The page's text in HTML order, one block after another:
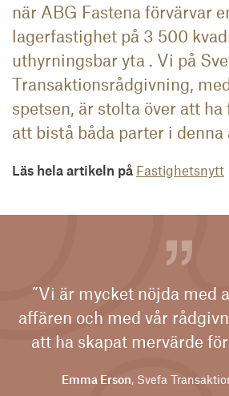
när ABG Fastena förvärvar
lagerfastighet på 3 500
uthyrningsbar yta . Vi på
Transaktionsrådgivning,
spetsen, är stolta över att
att bistå båda parter i denna
Läs hela artikeln på Fastighetsnytt
”Vi är mycket nöjda med
affären och med vår
att ha skapat mervärde
Emma Erson, Svefa